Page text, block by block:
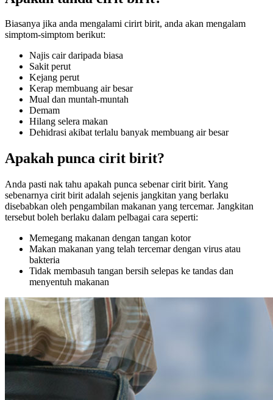
Biasanya jika anda mengalami cirirt birit, anda akan mengalam
simptom-simptom berikut:
Najis cair daripada biasa
Sakit perut
Kejang perut
Kerap membuang air besar
Mual dan muntah-muntah
Demam
Hilang selera makan
Dehidrasi akibat terlalu banyak membuang air besar
Apakah punca cirit birit?
Anda pasti nak tahu apakah punca sebenar cirit birit. Yang
sebenarnya cirit birit adalah sejenis jangkitan yang berlaku
disebabkan oleh pengambilan makanan yang tercemar. Jangkitan
tersebut boleh berlaku dalam pelbagai cara seperti:
Memegang makanan dengan tangan kotor
Makan makanan yang telah tercemar dengan virus atau
bakteria
Tidak membasuh tangan bersih selepas ke tandas dan
menyentuh makanan